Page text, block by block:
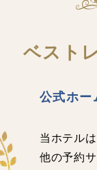
ベスト
公式ホー
当ホテル
他の予約